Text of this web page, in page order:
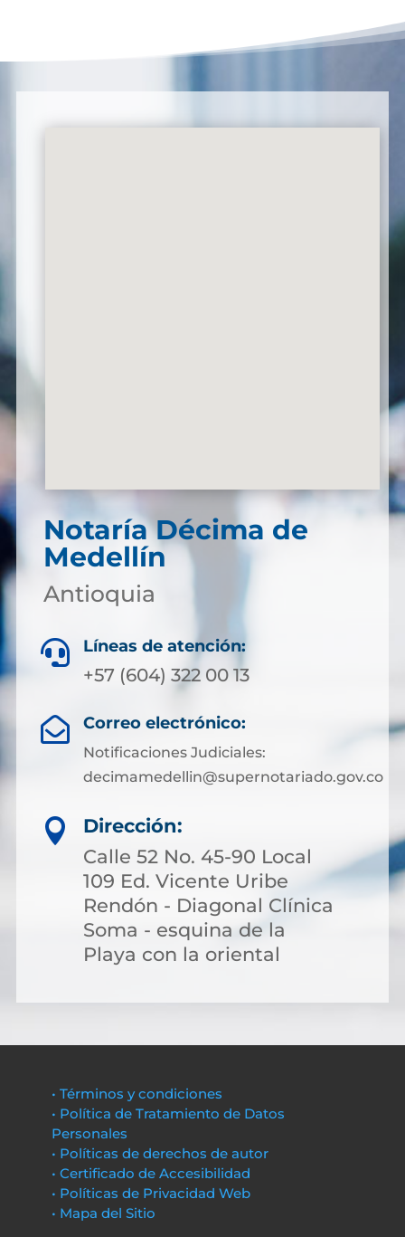
Notaría Décima de
Medellín
Antioquia
 Líneas de atención:
+57 (604) 322 00 13
 Correo electrónico:
Notificaciones Judiciales:
decimamedellin@supernotariado.gov.co

Dirección:
Calle 52 No. 45-90 Local
109 Ed. Vicente Uribe
Rendón - Diagonal Clínica
Soma - esquina de la
Playa con la oriental
• Términos y condiciones
• Política de Tratamiento de Datos
Personales
• Políticas de derechos de autor
• Certificado de Accesibilidad
• Políticas de Privacidad Web
• Mapa del Sitio